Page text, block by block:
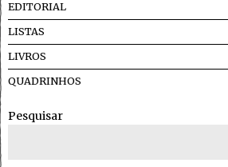
EDITORIAL
LISTAS
LIVROS
QUADRINHOS
Pesquisar